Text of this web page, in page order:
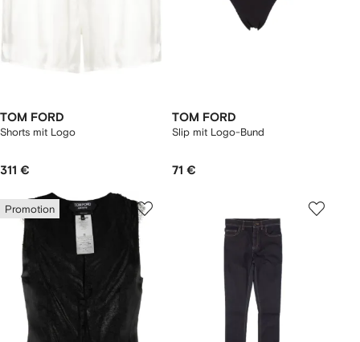
TOM FORD
Shorts mit Logo
311 €
TOM FORD
Slip mit Logo-Bund
71 €
Promotion